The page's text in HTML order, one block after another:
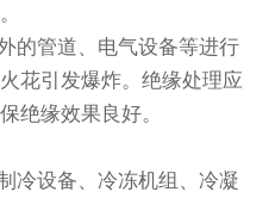
管道、电气设备等进行
花引发爆炸。绝缘处理应
绝缘效果良好。
设备、冷冻机组、冷凝